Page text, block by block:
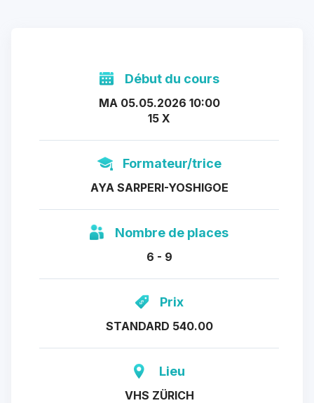
Début du cours
MA 05.05.2026 10:00
15 X
Formateur/trice
AYA SARPERI-YOSHIGOE
Nombre de places
6 - 9
Prix
STANDARD 540.00
Lieu
VHS ZÜRICH